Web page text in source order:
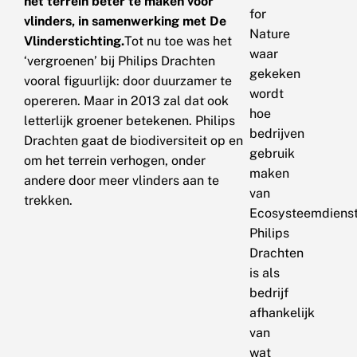
vlinders, in samenwerking met De
Vlinderstichting.Tot nu toe was het
‘vergroenen’ bij Philips Drachten
vooral figuurlijk: door duurzamer te
opereren. Maar in 2013 zal dat ook
letterlijk groener betekenen. Philips
Drachten gaat de biodiversiteit op en
om het terrein verhogen, onder
andere door meer vlinders aan te
trekken.
for
Nature
waar
gekeken
wordt
hoe
bedrijven
gebruik
maken
van
Philips
Drachten
is als
bedrijf
afhankelijk
van
wat